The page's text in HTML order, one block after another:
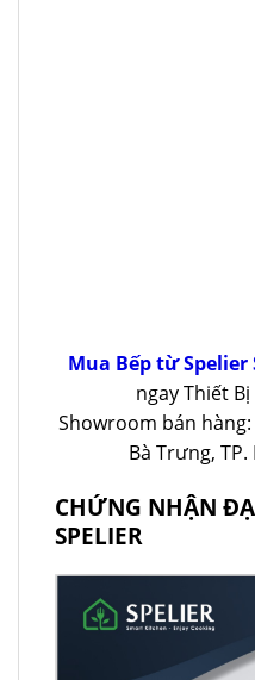
Mua Bếp từ Spelier
ngay Thiết Bị
Showroom bán
Bà Trưng,
CHỨNG NHẬN
SPELIER